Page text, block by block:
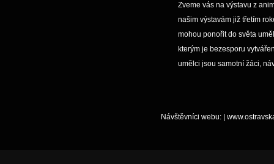
Zveme vás na výstavu z
našim výstavám již třetím
mohou ponořit do světa
kterým je bezesporu
umělci jsou samotní žáci,
Návštěvníci webu: |